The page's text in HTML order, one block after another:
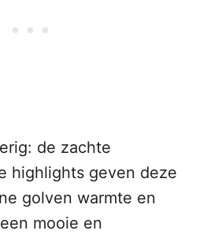
de zachte
highlights geven deze
golven warmte en
mooie en